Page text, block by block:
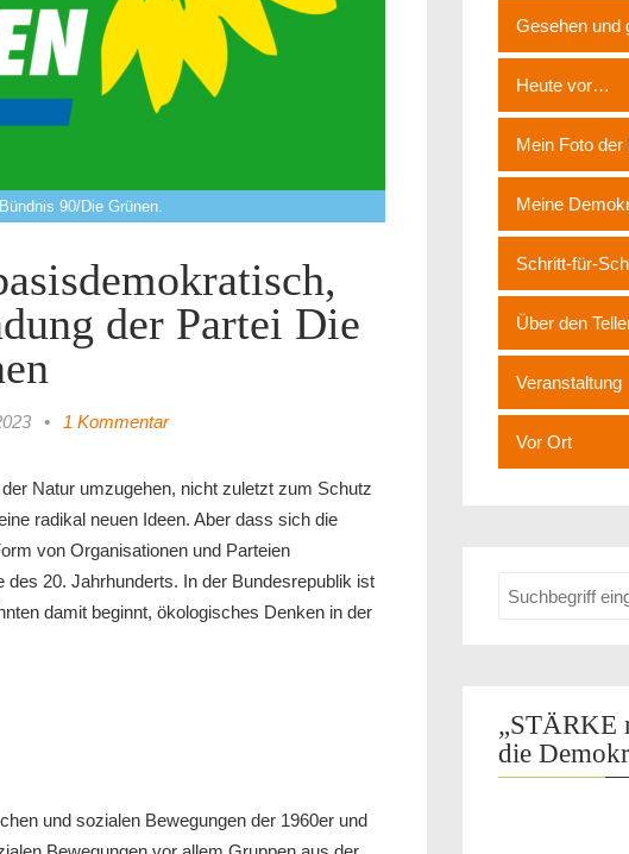
90/Die Grünen.
der Partei Die
• 1 Kommentar
Natur umzugehen, nicht zuletzt zum Schutz
radikal neuen Ideen. Aber dass sich die
von Organisationen und Parteien
20. Jahrhunderts. In der Bundesrepublik ist
damit beginnt, ökologisches Denken in der
und sozialen Bewegungen der 1960er und
Gesehen und
Heute vor…
Mein Foto
Meine
Schritt-für-
Über den
Veranstaltung
Vor Ort
„STÄRKE
die